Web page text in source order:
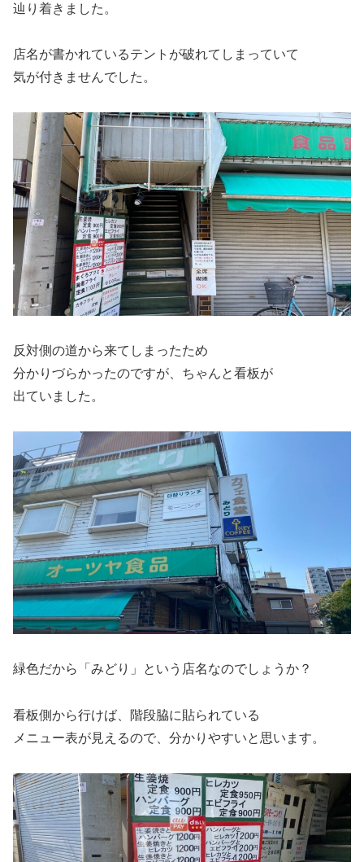
辿り着きました。
店名が書かれているテントが破れてしまっていて
気が付きませんでした。
反対側の道から来てしまったため
分かりづらかったのですが、ちゃんと看板が
出ていました。
緑色だから「みどり」という店名なのでしょうか？
看板側から行けば、階段脇に貼られている
メニュー表が見えるので、分かりやすいと思います。